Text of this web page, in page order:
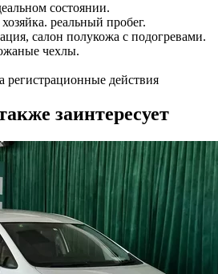
состоянии.
реальный пробег.
салон полукожа с подогревами.
чехлы.
регистрационные действия
заинтересует